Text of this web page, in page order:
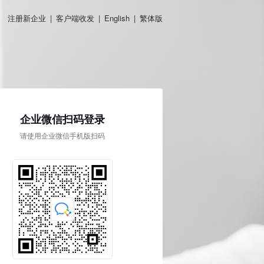
注册新企业 | 客户端收发 | English | 繁体版
企业微信扫码登录
请使用企业微信手机版扫码